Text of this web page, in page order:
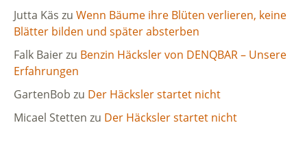
Jutta Käs zu Wenn Bäume ihre Blüten verlieren, keine
Blätter bilden und später absterben
Falk Baierzu Benzin Häcksler von DENQBAR – Unsere
Erfahrungen
GartenBob zu Der Häcksler startet nicht
Micael Stetten zu Der Häcksler startet nicht